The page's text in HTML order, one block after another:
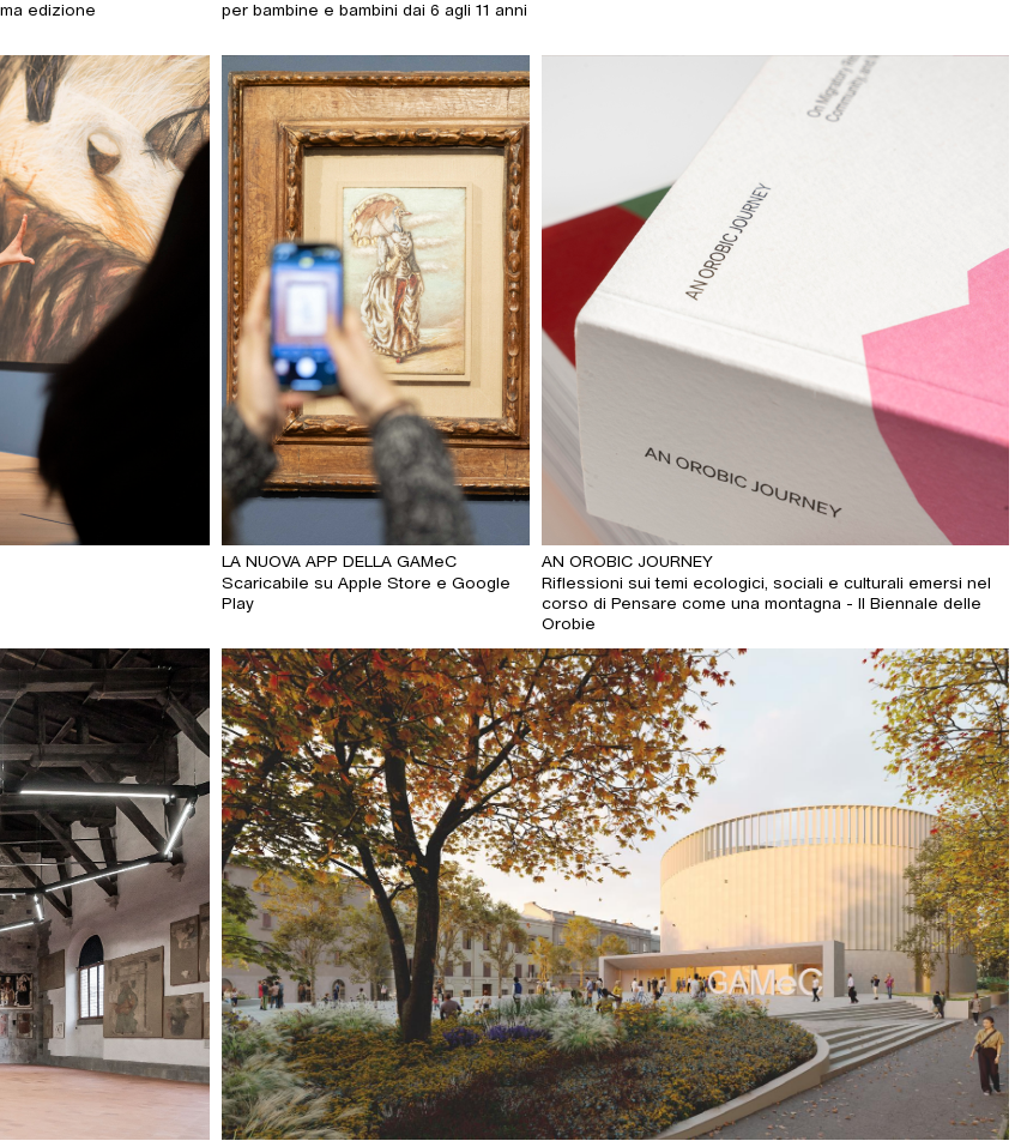
edizione
per bambine e bambini dai 6 agli 11 anni
LA NUOVA APP DELLA GAMeC
Scaricabile su Apple Store e Google
Play
AN OROBIC JOURNEY
Riflessioni sui temi ecologici, sociali e culturali emersi nel
corso di Pensare come una montagna - Il Biennale delle
Orobie